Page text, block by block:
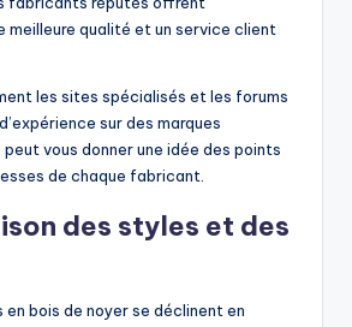
meilleure qualité et un service client
les sites spécialisés et les forums
sur des marques
vous donner une idée des points
de chaque fabricant.
des styles et des
bois de noyer se déclinent en